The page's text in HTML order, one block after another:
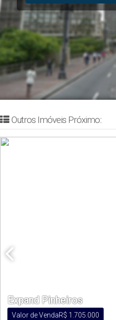
Outros Imóveis Próximo::
Expand Pinheiros
R$ 1.705.000
Valor de Venda